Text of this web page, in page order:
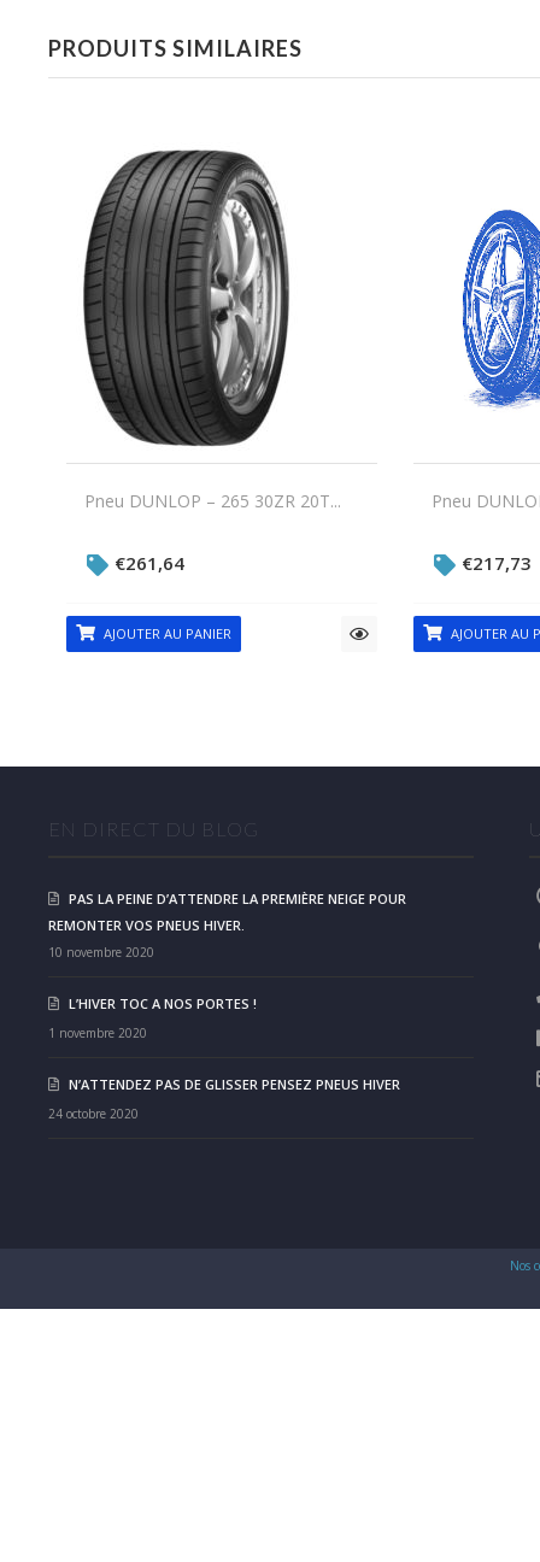
PRODUITS SIMILAIRES
Pneu DUNLOP – 265 30ZR 20T...
€261,64
AJOUTER AU PANIER
Pneu
€217,73
AJOUTER AU
EN DIRECT DU BLOG
PAS LA PEINE D’ATTENDRE LA PREMIÈRE NEIGE POUR
REMONTER VOS PNEUS HIVER.
10 novembre 2020
L’HIVER TOC A NOS PORTES !
1 novembre 2020
N’ATTENDEZ PAS DE GLISSER PENSEZ PNEUS HIVER
24 octobre 2020
Nos